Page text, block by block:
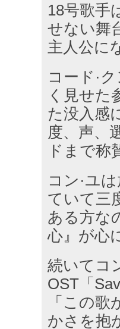
18号歌手
せない舞
主人公に
コード·
く見せた
た没入感
度、声、
ドまで称
コン·ユ
ていて三
ある方な
心』が心
続いてコ
OST「
「この
かさを抱